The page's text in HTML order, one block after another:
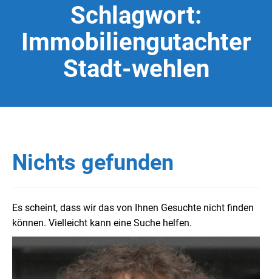
Schlagwort:
Immobiliengutachter
Stadt-wehlen
Nichts gefunden
Es scheint, dass wir das von Ihnen Gesuchte nicht finden
können. Vielleicht kann eine Suche helfen.